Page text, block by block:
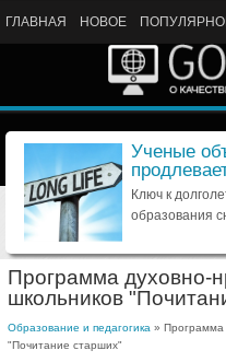
ГЛАВНАЯ НОВОЕ
Ученые
Ключ к
образования
Программа духовно-
школьников
Образование и педагогика » Программа
"Почитание старших"